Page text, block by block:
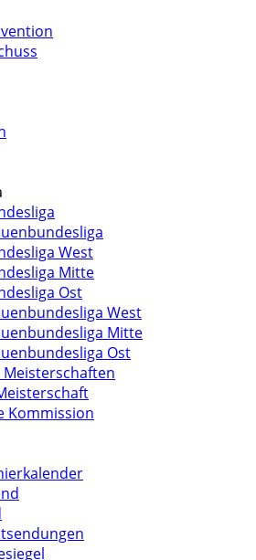
West
Mitte
Ost
West
Mitte
Ost
Kommission